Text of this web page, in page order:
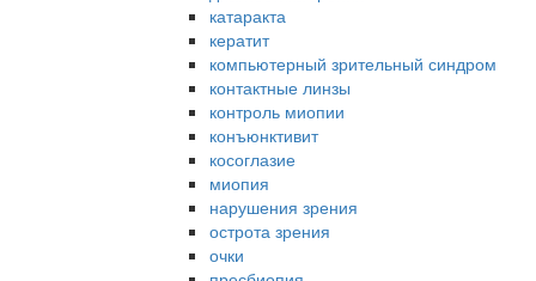
катаракта
кератит
компьютерный зрительный синдром
контактные линзы
контроль миопии
конъюнктивит
косоглазие
миопия
нарушения зрения
острота зрения
очки